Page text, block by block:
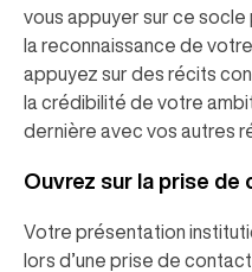
vous appuyer sur ce
la reconnaissance de
appuyez sur des récits
la crédibilité de votre
dernière avec vos autres
Ouvrez sur la prise de
Votre présentation
lors d’une prise de